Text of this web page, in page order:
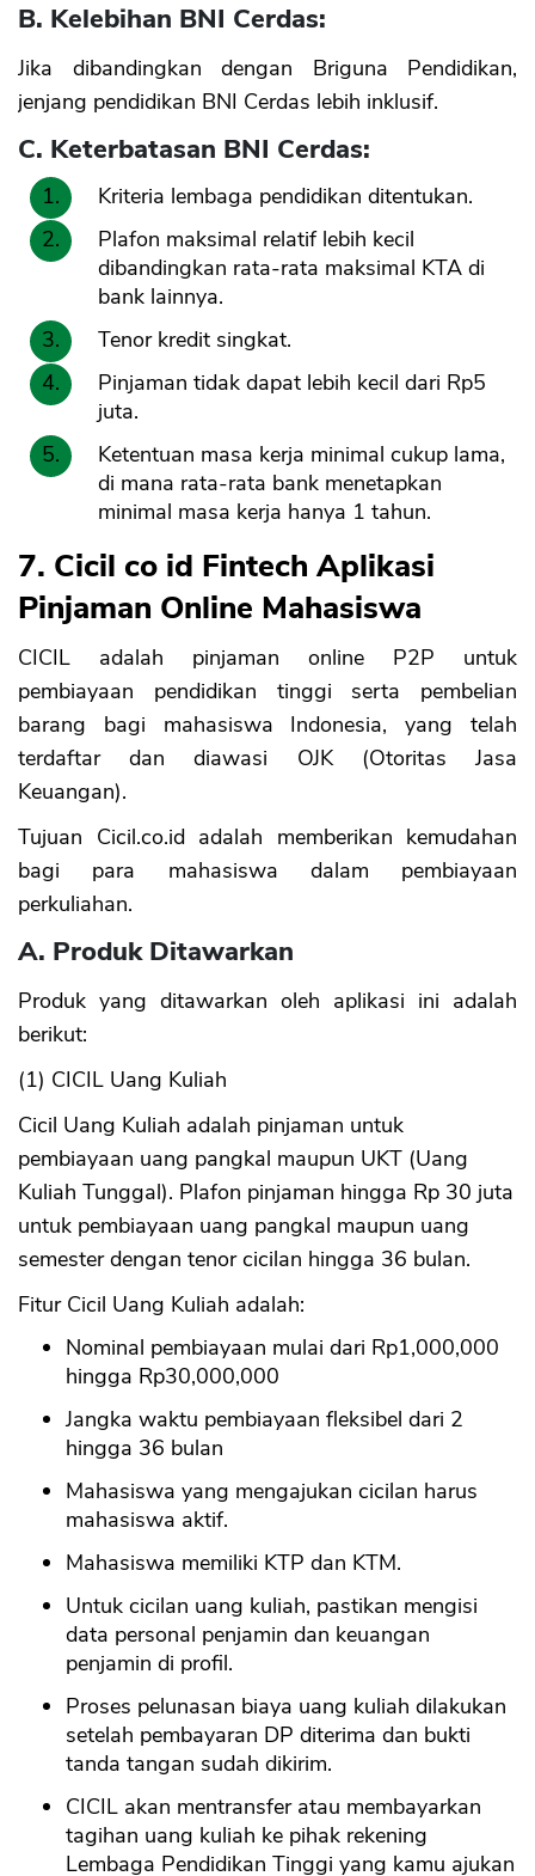
B. Kelebihan BNI Cerdas:
Jika dibandingkan dengan Briguna Pendidikan,
jenjang pendidikan BNI Cerdas lebih inklusif.
C. Keterbatasan BNI Cerdas:
Kriteria lembaga pendidikan ditentukan.
Plafon maksimal relatif lebih kecil
dibandingkan rata-rata maksimal KTA di
bank lainnya.
Tenor kredit singkat.
Pinjaman tidak dapat lebih kecil dari Rp5
juta.
Ketentuan masa kerja minimal cukup lama,
di mana rata-rata bank menetapkan
minimal masa kerja hanya 1 tahun.
7. Cicil co id Fintech Aplikasi
Pinjaman Online Mahasiswa
CICIL adalah pinjaman online P2P untuk
pembiayaan pendidikan tinggi serta pembelian
barang bagi mahasiswa Indonesia, yang telah
terdaftar dan diawasi OJK (Otoritas Jasa
Keuangan).
Tujuan Cicil.co.id adalah memberikan kemudahan
bagi para mahasiswa dalam pembiayaan
perkuliahan.
A. Produk Ditawarkan
Produk yang ditawarkan oleh aplikasi ini adalah
berikut:
(1) CICIL Uang Kuliah
Cicil Uang Kuliah adalah pinjaman untuk
pembiayaan uang pangkal maupun UKT (Uang
Kuliah Tunggal). Plafon pinjaman hingga Rp 30 juta
untuk pembiayaan uang pangkal maupun uang
semester dengan tenor cicilan hingga 36 bulan.
Fitur Cicil Uang Kuliah adalah:
Nominal pembiayaan mulai dari Rp1,000,000
hingga Rp30,000,000
Jangka waktu pembiayaan fleksibel dari 2
hingga 36 bulan
Mahasiswa yang mengajukan cicilan harus
mahasiswa aktif.
Mahasiswa memiliki KTP dan KTM.
Untuk cicilan uang kuliah, pastikan mengisi
data personal penjamin dan keuangan
penjamin di profil.
Proses pelunasan biaya uang kuliah dilakukan
setelah pembayaran DP diterima dan bukti
tanda tangan sudah dikirim.
CICIL akan mentransfer atau membayarkan
tagihan uang kuliah ke pihak rekening
Lembaga Pendidikan Tinggi yang kamu ajukan